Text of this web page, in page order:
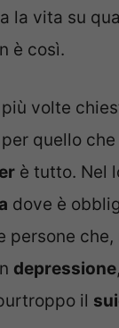
la vita su
è così.
volte
quello
è tutto. Nel
dove è
persone
depressione
il